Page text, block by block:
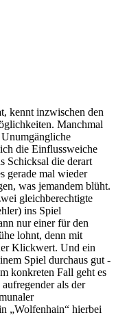
kennt inzwischen den
Manchmal
die Einflussweiche
Schicksal die derart
gerade mal wieder
was jemandem blüht.
gleichberechtigte
ins Spiel
nur einer für den
lohnt, denn mit
Klickwert. Und ein
Spiel durchaus gut -
konkreten Fall geht es
als der
„Wolfenhain“ hierbei